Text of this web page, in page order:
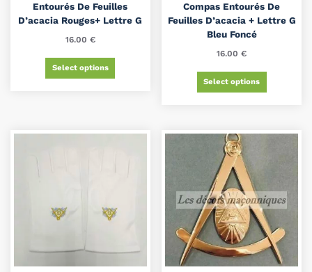
Entourés De Feuilles
D’acacia Rouges+ Lettre G
16.00 €
Select options
Compas Entourés De
Feuilles D’acacia + Lettre G
Bleu Foncé
16.00€
Select options